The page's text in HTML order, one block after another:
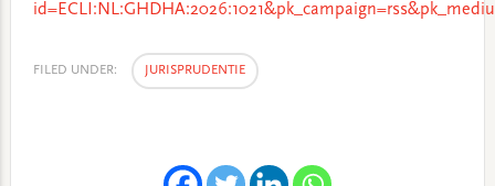
FILED UNDER: JURISPRUDENTIE